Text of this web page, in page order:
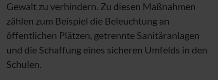
Gewalt zu verhindern. Zu diesen Maßnahmen
zählen zum Beispiel die Beleuchtung an
öffentlichen Plätzen, getrennte Sanitäranlagen
und die Schaffung eines sicheren Umfelds in den
Schulen.